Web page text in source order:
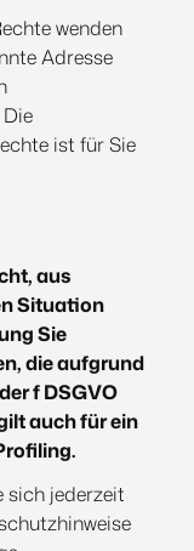
wenden
Adresse
Die
ist für Sie
aus
Situation
Sie
die aufgrund
f DSGVO
auch für ein
sich jederzeit